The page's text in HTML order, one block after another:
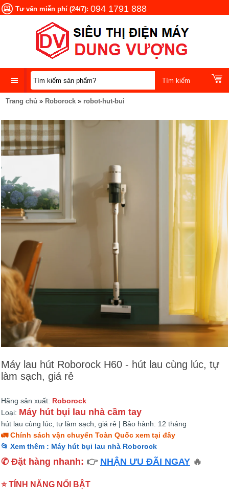
Tư vấn miễn phí (24/7): 094 1791 888
DANH
SẢN
PHẨM
Trang chủ » Roborock » robot-hut-bui
Máy lau hút Roborock H60 - hút lau cùng lúc, tự
làm sạch, giá rẻ
Hãng sản xuất: Roborock
Loại: Máy hút bụi lau nhà cầm tay
hút lau cùng lúc, tự làm sạch, giá rẻ | Bảo hành: 12 tháng
🚛 Chính sách vận chuyển Toàn Quốc xem tại đây
📂 Xem thêm : Máy hút bụi lau nhà Roborock
✆ Đặt hàng nhanh: 👉 NHẬN ƯU ĐÃI NGAY 🔥
⭐ TÍNH NĂNG NỔI BẬT